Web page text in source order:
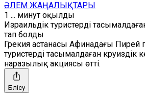
ӘЛЕМ ЖАҢАЛЫҚТАРЫ
1 ... минут оқылды
Израильдік туристерді
тап болды
Грекия астанасы Афинадағы Пирей
туристерді тасымалдаған круиздік
наразылық акциясы өтті.
Бөлісу